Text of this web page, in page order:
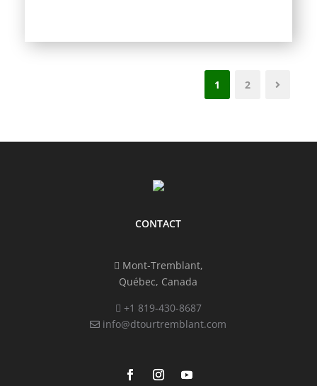
1 2
CONTACT
Mont-Tremblant,
Québec, Canada
+1 819-430-8687
info@dtourtremblant.com